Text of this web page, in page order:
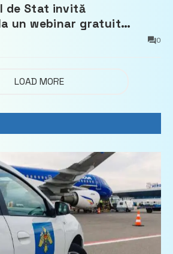
de Stat invită
un webinar gratuit
impozitului pe bunurile
0
LOAD MORE